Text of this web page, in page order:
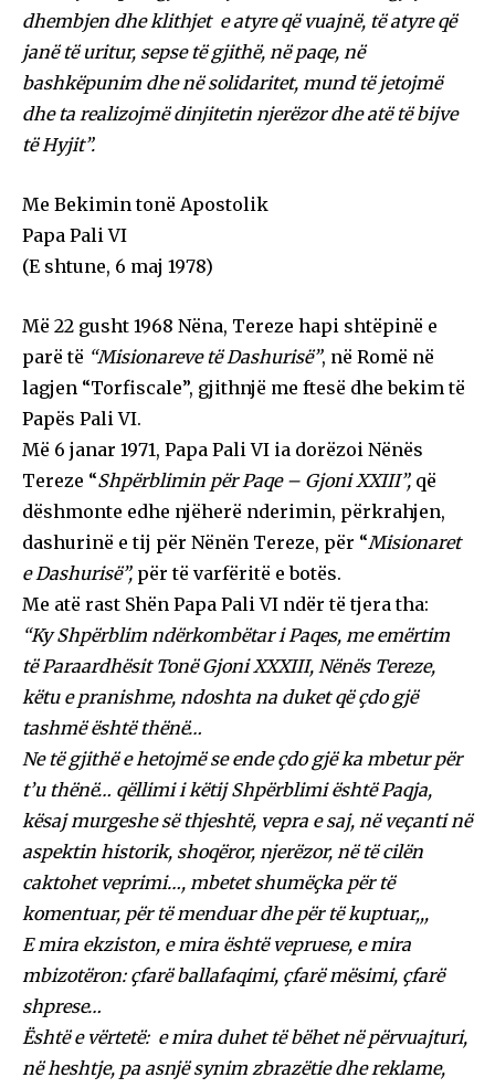
dhembjen dhe klithjet e atyre që vuajnë, të atyre që
janë të uritur, sepse të gjithë, në paqe, në
bashkëpunim dhe në solidaritet, mund të jetojmë
dhe ta realizojmë dinjitetin njerëzor dhe atë të bijve
të Hyjit”.
Me Bekimin tonë Apostolik
Papa Pali VI
(E shtune, 6 maj 1978)
Më 22 gusht 1968 Nëna, Tereze hapi shtëpinë e
parë të “Misionareve të Dashurisë”, në Romë në
lagjen “Torfiscale”, gjithnjë me ftesë dhe bekim të
Papës Pali VI.
Më 6 janar 1971, Papa Pali VI ia dorëzoi Nënës
Tereze “Shpërblimin për Paqe – Gjoni XXIII”, që
dëshmonte edhe njëherë nderimin, përkrahjen,
dashurinë e tij për Nënën Tereze, për “Misionaret
e Dashurisë”, për të varfëritë e botës.
Me atë rast Shën Papa Pali VI ndër të tjera tha:
“Ky Shpërblim ndërkombëtar i Paqes, me emërtim
të Paraardhësit Tonë Gjoni XXXIII, Nënës Tereze,
këtu e pranishme, ndoshta na duket që çdo gjë
tashmë është thënë…
Ne të gjithë e hetojmë se ende çdo gjë ka mbetur për
t’u thënë… qëllimi i këtij Shpërblimi është Paqja,
kësaj murgeshe së thjeshtë, vepra e saj, në veçanti në
aspektin historik, shoqëror, njerëzor, në të cilën
caktohet veprimi…, mbetet shumëçka për të
komentuar, për të menduar dhe për të kuptuar,,,
E mira ekziston, e mira është vepruese, e mira
mbizotëron: çfarë ballafaqimi, çfarë mësimi, çfarë
shprese…
Është e vërtetë: e mira duhet të bëhet në përvuajturi,
në heshtje, pa asnjë synim zbrazëtie dhe reklame,